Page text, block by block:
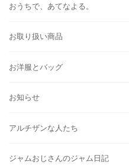
おうちで、あてなよる。
お取り扱い商品
お洋服とバッグ
お知らせ
アルチザンな人たち
ジャムおじさんのジャム日記